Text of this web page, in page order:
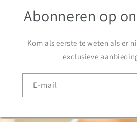
Abonneren op
Kom als eerste te weten als er
exclusieve
E‑mail